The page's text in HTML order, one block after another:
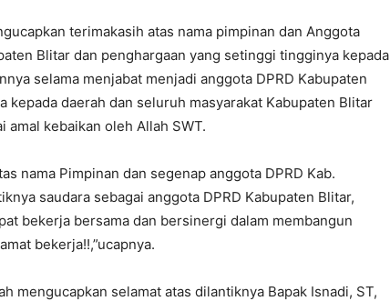
terimakasih atas nama pimpinan dan Anggota
Blitar dan penghargaan yang setinggi tingginya kepada
selama menjabat menjadi anggota DPRD Kabupaten
kepada daerah dan seluruh masyarakat Kabupaten Blitar
amal kebaikan oleh Allah SWT.
nama Pimpinan dan segenap anggota DPRD Kab.
saudara sebagai anggota DPRD Kabupaten Blitar,
bekerja bersama dan bersinergi dalam membangun
bekerja!!,”ucapnya.
mengucapkan selamat atas dilantiknya Bapak Isnadi, ST,